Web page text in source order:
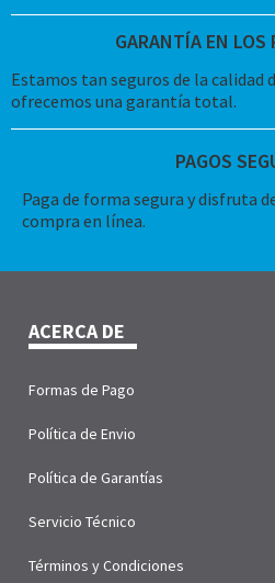
GARANTÍA EN LOS
Estamos tan seguros de la calidad
ofrecemos una garantía total.
PAGOS
Paga de forma segura y disfruta
compra en línea.
ACERCA DE
Formas de Pago
Política de Envio
Política de Garantías
Servicio Técnico
Términos y Condiciones